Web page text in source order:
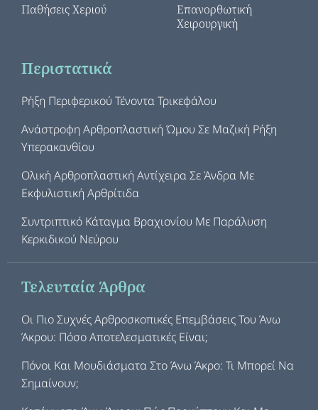
Παθήσεις Χεριού
Επανορθωτική
Χειρουργική
Περιστατικά
Ρήξη Περιφερικού Τένοντα Τρικεφάλου
Ανάστροφη Αρθροπλαστική Ώμου Σε Μαζική Ρήξη
Υπερακανθίου
Ολική Αρθροπλαστική Αντίχειρα Σε Άνδρα Με
Εκφυλιστική Αρθρίτιδα
Συντριπτικό Κάταγμα Βραχιονίου Με Παράλυση
Κερκιδικού Νεύρου
Τελευταία Άρθρα
Οι Πιο Συχνές Αρθροσκοπικές Επεμβάσεις Του Άνω
Άκρου: Πόσο Αποτελεσματικές Είναι;
Πόνοι Και Μουδιάσματα Στο Άνω Άκρο: Τι Μπορεί Να
Σημαίνουν;